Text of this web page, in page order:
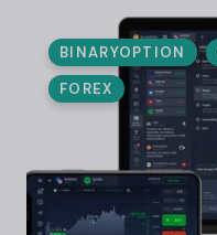
BINARYOPTION
FOREX